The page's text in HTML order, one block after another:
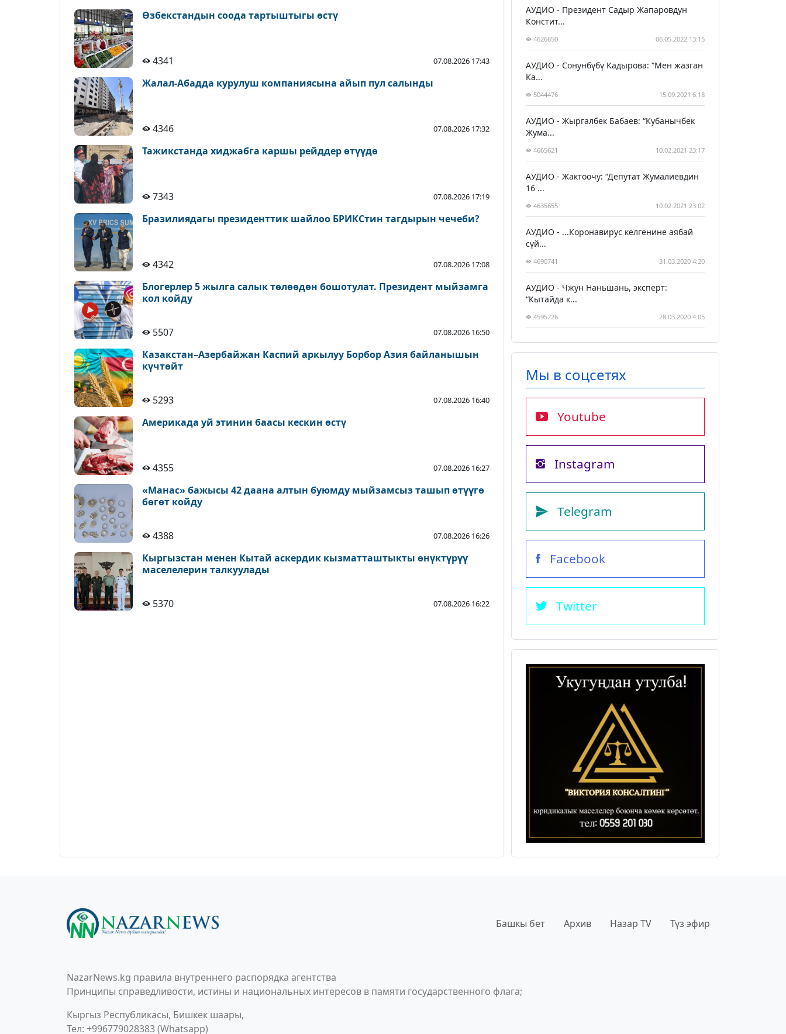
Өзбекстандын соода тартыштыгы өстү
4341 07.08.2026 17:43
Жалал-Абадда курулуш компаниясына айып пул салынды
4346 07.08.2026 17:32
Тажикстанда хиджабга каршы рейддер өтүүдө
7343 07.08.2026 17:19
Бразилиядагы президенттик шайлоо БРИКСтин тагдырын чечеби?
4342 07.08.2026 17:08
Блогерлер 5 жылга салык төлөөдөн бошотулат. Президент мыйзамга
кол койду
5507 07.08.2026 16:50
Казакстан–Азербайжан Каспий аркылуу Борбор Азия байланышын
күчтөйт
5293 07.08.2026 16:40
Америкада уй этинин баасы кескин өстү
4355 07.08.2026 16:27
«Манас» бажысы 42 даана алтын буюмду мыйзамсыз ташып өтүүгө
бөгөт койду
4388 07.08.2026 16:26
Кыргызстан менен Кытай аскердик кызматташтыкты өнүктүрүү
маселелерин талкуулады
5370 07.08.2026 16:22
АУДИО - Президент Садыр Жапаровдун
Констит...
4626650 06.05.2022 13:15
АУДИО - Сонунбүбү Кадырова: “Мен жазган
Ка...
5044476 15.09.2021 6:18
АУДИО - Жыргалбек Бабаев: “Кубанычбек
Жума...
4665621 10.02.2021 23:17
АУДИО - Жактоочу: “Депутат Жумалиевдин
16 ...
4635655 10.02.2021 23:02
АУДИО - ...Коронавирус келгенине аябай
сүй...
4690741 31.03.2020 4:20
АУДИО - Чжун Наньшань, эксперт:
“Кытайда к...
4595226 28.03.2020 4:05
Мы в соцсетях
Youtube
Instagram
Telegram
Facebook
Twitter
Башкы бет Архив Назар TV Түз эфир
NazarNews.kg правила внутреннего распорядка агентства
Принципы справедливости, истины и национальных интересов в памяти государственного флага;
Кыргыз Республикасы, Бишкек шаары,
Тел: +996779028383 (Whatsapp)